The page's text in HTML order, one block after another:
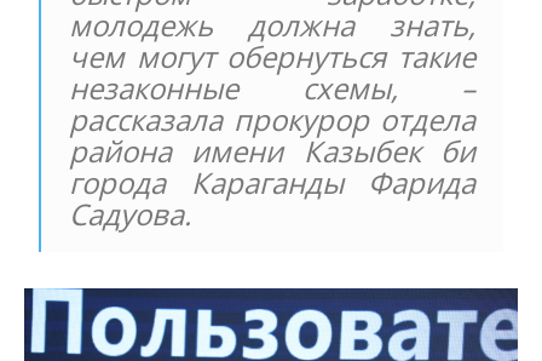
молодежь должна знать,
чем могут обернуться такие
незаконные схемы, –
рассказала прокурор отдела
района имени Казыбек би
города Караганды Фарида
Садуова.